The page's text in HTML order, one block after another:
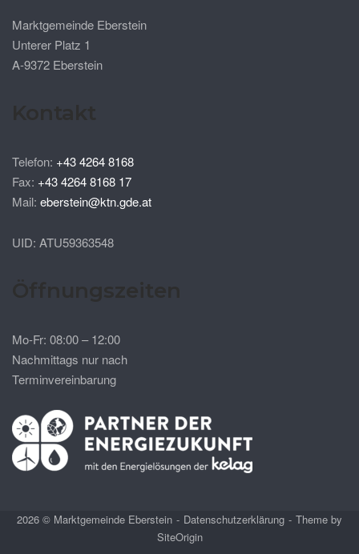
Marktgemeinde Eberstein
Unterer Platz 1
A-9372 Eberstein
Telefon: +43 4264 8168
Fax: +43 4264 8168 17
Mail: eberstein@ktn.gde.at
UID: ATU59363548
Mo-Fr: 08:00 – 12:00
Nachmittags nur nach
Terminvereinbarung
2026 © Marktgemeinde Eberstein Datenschutzerklärung
Theme by
SiteOrigin